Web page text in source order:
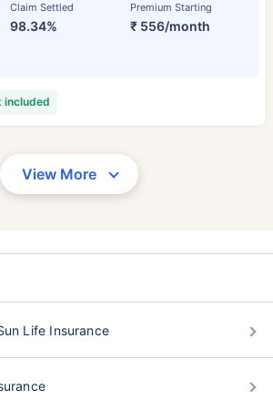
Claim Settled
98.34%
Premium Starting
₹ 556/month
included
View More
Life Insuranceచేస్తుంది